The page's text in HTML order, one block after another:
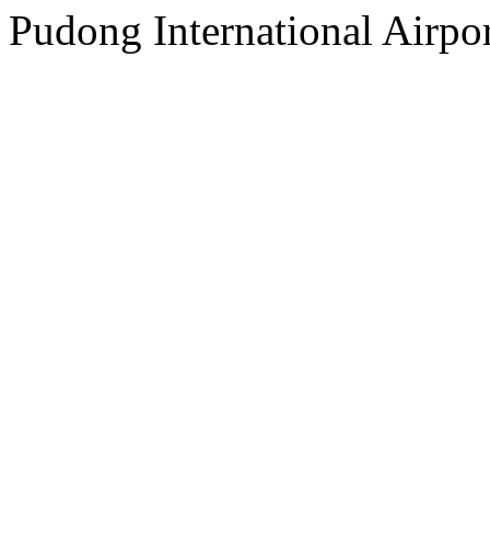
Pudong International